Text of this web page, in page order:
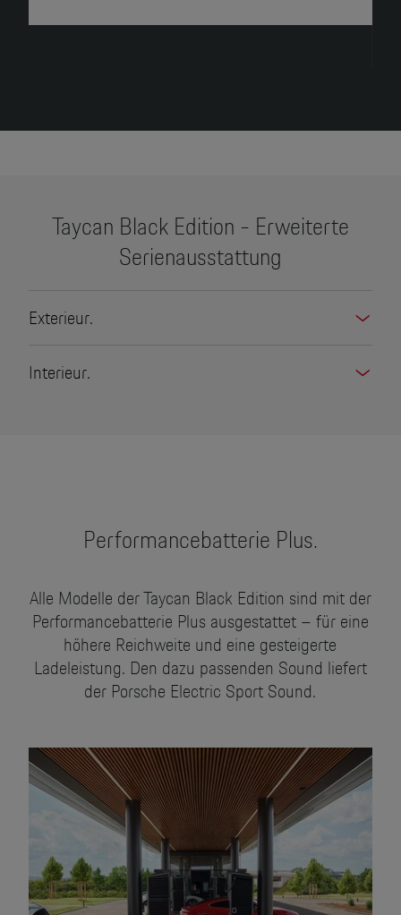
Taycan Black Edition - Erweiterte
Serienausstattung
Exterieur.
Interieur.
Elektro-Pionier. Auch beim
Jetzt den unverwechselbaren Klang des
Porsche Taycan Turbo S entdecken.
Gedrückt halten für Sound
Performancebatterie Plus.
Alle Modelle der Taycan Black Edition sind mit der
Performancebatterie Plus ausgestattet – für eine
höhere Reichweite und eine gesteigerte
Ladeleistung. Den dazu passenden Sound liefert
der Porsche Electric Sport Sound.